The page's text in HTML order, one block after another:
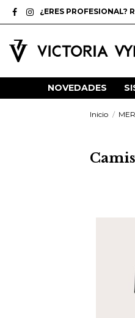
¿ERES PROFESIONAL?
NOVEDADES
Inicio